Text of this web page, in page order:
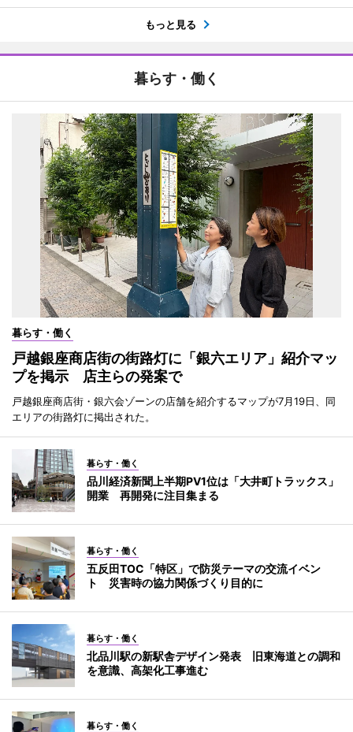
もっと見る
暮らす・働く
暮らす・働く
戸越銀座商店街の街路灯に「銀六エリア」紹介マッ
プを掲示 店主らの発案で
戸越銀座商店街・銀六会ゾーンの店舗を紹介するマップが7月19日、同
エリアの街路灯に掲出された。
暮らす・働く
品川経済新聞上半期PV1位は「大井町トラックス」
開業 再開発に注目集まる
暮らす・働く
五反田TOC「特区」で防災テーマの交流イベン
ト 災害時の協力関係づくり目的に
暮らす・働く
北品川駅の新駅舎デザイン発表 旧東海道との調和
を意識、高架化工事進む
暮らす・働く